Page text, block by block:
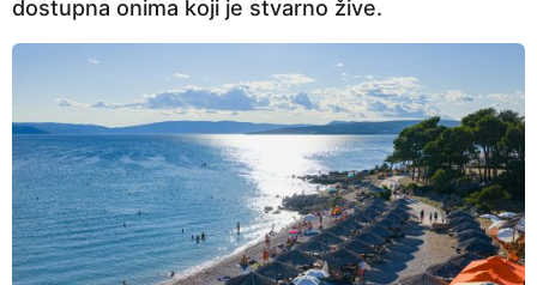
dostupna onima koji je stvarno žive.